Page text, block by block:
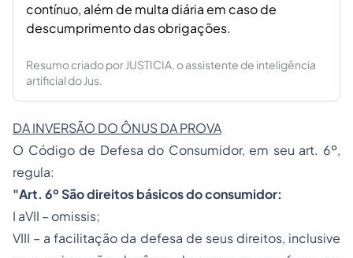
contínuo, além de multa diária em caso de
descumprimento das obrigações.
Resumo criado por JUSTICIA, o assistente de inteligência
artificial do Jus.
DA INVERSÃO DO ÔNUS DA PROVA
O Código de Defesa do Consumidor, em seu art. 6º,
regula:
"Art. 6º São direitos básicos do consumidor:
I aVII – omissis;
VIII – a facilitação da defesa de seus direitos, inclusive